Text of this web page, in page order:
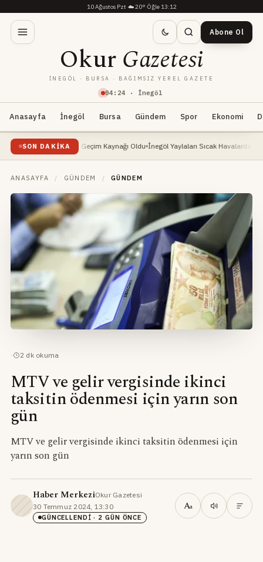
10 Ağustos Pzt·☁️20°·Öğle 13:12
04: 24· İnegöl
OkurGazetesi
İNEGÖL · BURSA · BAĞIMSIZ YEREL GAZETE
Abone Ol
Anasayfa İnegöl Bursa Gündem Spor Ekonomi
SON DAKIKA
Yeni Geçim Kaynağı Oldu İnegöl Yaylaları Sıcak Havalarda Doğa
ANASAYFA / GÜNDEM / GÜNDEM
· 2 dk okuma
MTV ve gelir vergisinde ikinci
taksitin ödenmesi için yarın son
gün
MTV ve gelir vergisinde ikinci taksitin ödenmesi için
yarın son gün
Haber MerkeziOkur Gazetesi·
30 Temmuz 2024, 13:30·
GÜNCELLENDI · 2 GÜN ÖNCE
Aa